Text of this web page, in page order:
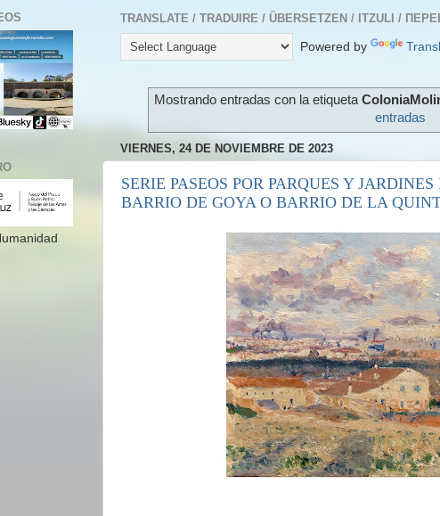
Powered by
Mostrando entradas con la etiqueta
entradas
VIERNES, 24 DE NOVIEMBRE DE 2023
SERIE PASEOS POR PARQUES Y
BARRIO DE GOYA O BARRIO DE LA